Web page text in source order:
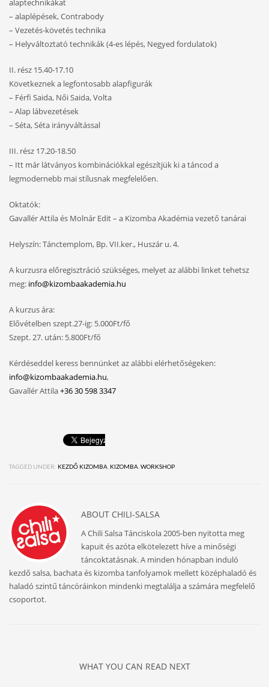
alaptechnikákat
– alaplépések, Contrabody
– Vezetés-követés technika
– Helyváltoztató technikák (4-es lépés, Negyed fordulatok)
II. rész 15.40-17.10
Következnek a legfontosabb alapfigurák
– Férfi Saida, Női Saida, Volta
– Alap lábvezetések
– Séta, Séta irányváltással
III. rész 17.20-18.50
– Itt már látványos kombinációkkal egészítjük ki a táncod a
legmodernebb mai stílusnak megfelelően.
Oktatók:
Gavallér Attila és Molnár Edit – a Kizomba Akadémia vezető tanárai
Helyszín: Tánctemplom, Bp. VII.ker., Huszár u. 4.
A kurzusra előregisztráció szükséges, melyet az alábbi linket tehetsz
meg: info@kizombaakademia.hu
A kurzus ára:
Elővételben szept.27-ig: 5.000Ft/fő
Szept. 27. után: 5.800Ft/fő
Kérdéseddel keress bennünket az alábbi elérhetőségeken:
info@kizombaakademia.hu,
Gavallér Attila+36 30 598 3347
TAGGED UNDER: KEZDŐ KIZOMBA KIZOMBA WORKSHOP
ABOUT CHILI-SALSA
A Chili Salsa Tánciskola 2005-ben nyitotta meg
kapuit és azóta elkötelezett híve a minőségi
táncoktatásnak. A minden hónapban induló
kezdő salsa, bachata és kizomba tanfolyamok mellett középhaladó és
haladó szintű táncóráinkon mindenki megtalálja a számára megfelelő
csoportot.
WHAT YOU CAN READ NEXT